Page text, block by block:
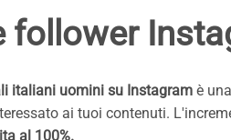
follower
italiani uomini su Instagram è
ai tuoi contenuti.
al 100%.